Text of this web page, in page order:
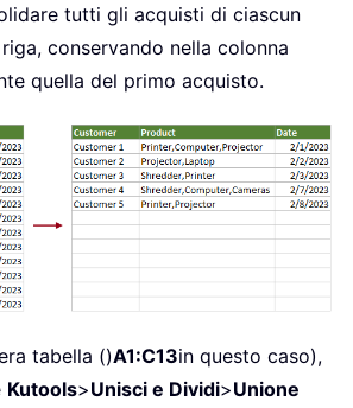
tutti gli acquisti di ciascun
riga, conservando nella colonna
quella del primo acquisto.
tabella ()A1:C13in questo caso),
Kutools>Unisci e Dividi>Unione